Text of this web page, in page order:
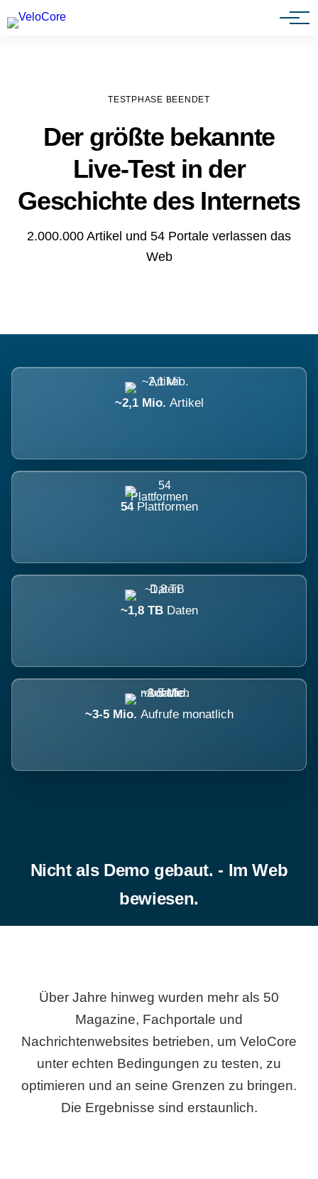
Agenturen & Webdesigner
TESTPHASE BEENDET
Der größte bekannte
Live-Test in der
Geschichte des Internets
2.000.000 Artikel und 54 Portale verlassen das
Web
~2,1 Mio. Artikel
54 Plattformen
~1,8 TB Daten
~3-5 Mio. Aufrufe monatlich
Nicht als Demo gebaut. - Im Web
bewiesen.
Über Jahre hinweg wurden mehr als 50
Magazine, Fachportale und
Nachrichtenwebsites betrieben, um VeloCore
unter echten Bedingungen zu testen, zu
optimieren und an seine Grenzen zu bringen.
Die Ergebnisse sind erstaunlich.